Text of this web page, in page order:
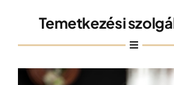
Temetkezési